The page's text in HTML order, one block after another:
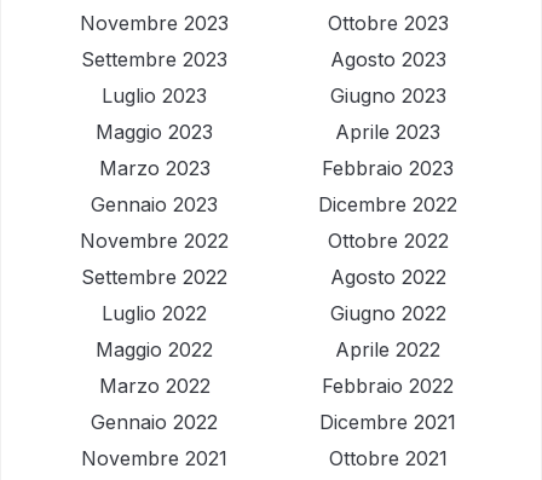
Novembre 2023
Ottobre 2023
Settembre 2023
Agosto 2023
Luglio 2023
Giugno 2023
Maggio 2023
Aprile 2023
Marzo 2023
Febbraio 2023
Gennaio 2023
Dicembre 2022
Novembre 2022
Ottobre 2022
Settembre 2022
Agosto 2022
Luglio 2022
Giugno 2022
Maggio 2022
Aprile 2022
Marzo 2022
Febbraio 2022
Gennaio 2022
Dicembre 2021
Novembre 2021
Ottobre 2021